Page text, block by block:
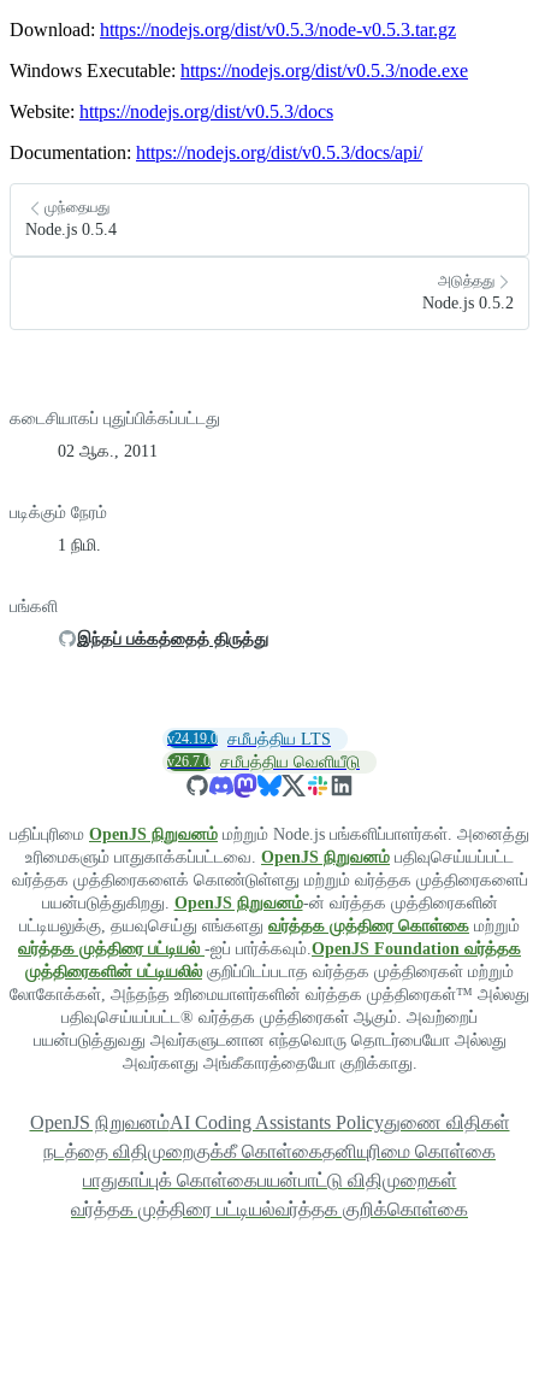
Download: https://nodejs.org/dist/v0.5.3/node-v0.5.3.tar.gz
Windows Executable: https://nodejs.org/dist/v0.5.3/node.exe
Website: https://nodejs.org/dist/v0.5.3/docs
Documentation: https://nodejs.org/dist/v0.5.3/docs/api/
முந்தையது
Node.js 0.5.4
அடுத்தது
Node.js 0.5.2
கடைசியாகப் புதுப்பிக்கப்பட்டது
02 ஆக., 2011
படிக்கும் நேரம்
1 நிமி.
பங்களி
இந்தப் பக்கத்தைத் திருத்து
v24.19.0 சமீபத்திய LTS
v26.7.0 சமீபத்திய வெளியீடு
பதிப்புரிமை OpenJS நிறுவனம் மற்றும் Node.js பங்களிப்பாளர்கள். அனைத்து
உரிமைகளும் பாதுகாக்கப்பட்டவை. OpenJS நிறுவனம் பதிவுசெய்யப்பட்ட
வர்த்தக முத்திரைகளைக் கொண்டுள்ளது மற்றும் வர்த்தக முத்திரைகளைப்
பயன்படுத்துகிறது. OpenJS நிறுவனம்-ன் வர்த்தக முத்திரைகளின்
பட்டியலுக்கு, தயவுசெய்து எங்களது வர்த்தக முத்திரை கொள்கை மற்றும்
வர்த்தக முத்திரை பட்டியல் -ஐப் பார்க்கவும். OpenJS Foundation வர்த்தக
முத்திரைகளின் பட்டியலில் குறிப்பிடப்படாத வர்த்தக முத்திரைகள் மற்றும்
லோகோக்கள், அந்தந்த உரிமையாளர்களின் வர்த்தக முத்திரைகள்™ அல்லது
பதிவுசெய்யப்பட்ட® வர்த்தக முத்திரைகள் ஆகும். அவற்றைப்
பயன்படுத்துவது அவர்களுடனான எந்தவொரு தொடர்பையோ அல்லது
அவர்களது அங்கீகாரத்தையோ குறிக்காது.
OpenJS நிறுவனம்AI Coding Assistants Policyதுணை விதிகள்
நடத்தை விதிமுறைகுக்கீ கொள்கைதனியுரிமை கொள்கை
பாதுகாப்புக் கொள்கைபயன்பாட்டு விதிமுறைகள்
வர்த்தக முத்திரை பட்டியல்வர்த்தக குறிக்கொள்கை